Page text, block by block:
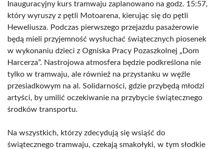
Inauguracyjny kurs tramwaju zaplanowano na godz. 15:57,
który wyruszy z pętli Motoarena, kierując się do pętli
Heweliusza. Podczas pierwszego przejazdu pasażerowie
będą mieli przyjemność wysłuchać świątecznych piosenek
w wykonaniu dzieci z Ogniska Pracy Pozaszkolnej „Dom
Harcerza”. Nastrojowa atmosfera będzie podkreślona nie
tylko w tramwaju, ale również na przystanku w węźle
przesiadkowym na al. Solidarności, gdzie przybędą młodzi
artyści, by umilić oczekiwanie na przybycie świątecznego
środków transportu.
Na wszystkich, którzy zdecydują się wsiąść do
świątecznego tramwaju, czekają smakołyki, w tym słodkie